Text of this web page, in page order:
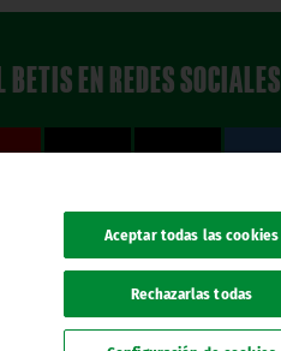
BETIS EN REDES SOCIALES
Aceptar todas las cookies
Rechazarlas todas